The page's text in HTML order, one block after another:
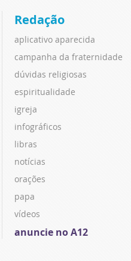
Redação
aplicativo aparecida
campanha da fraternidade
dúvidas religiosas
espiritualidade
igreja
infográficos
libras
notícias
orações
papa
vídeos
anuncie no A12